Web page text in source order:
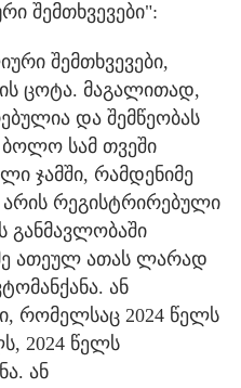
შემთხვევები":
შემთხვევები,
ცოტა. მაგალითად,
და შემწეობას
სამ თვეში
ჯამში, რამდენიმე
რეგისტრირებული
განმავლობაში
ათეულ ათას ლარად
ან
რომელსაც 2024 წელს
2024 წელს
ან